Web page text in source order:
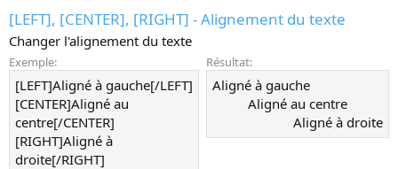
[LEFT], [CENTER], [RIGHT] - Alignement du texte
Changer l'alignement du texte
Exemple:
[LEFT]Aligné à gauche[/LEFT]
[CENTER]Aligné au
centre[/CENTER]
[RIGHT]Aligné à
droite[/RIGHT]
Résultat:
Aligné à gauche​
Aligné au centre​
Aligné à droite​